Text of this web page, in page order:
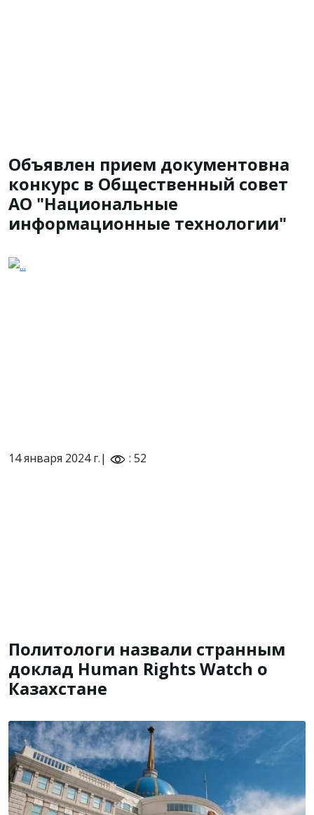
Объявлен прием документовна
конкурс в Общественный совет
АО "Национальные
информационные технологии"
14 января 2024 г.| : 52
Политологи назвали странным
доклад Human Rights Watch о
Казахстане